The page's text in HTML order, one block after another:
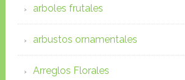
arboles frutales
arbustos ornamentales
Arreglos Florales